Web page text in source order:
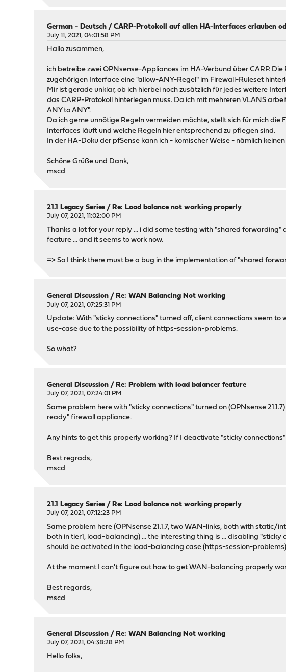
German - Deutsch /CARP-Protokoll auf allen HA-Interfaces erlauben
July 11, 2021, 04:01:58 PM
Hallo zusammen,
ich betreibe zwei OPNsense-Appliances im HA-Verbund über CARP.
zugehörigen Interface eine "allow-ANY-Regel" im Firewall-Ruleset
Mir ist gerade unklar, ob ich hierbei noch zusätzlich für jedes weitere
das CARP-Protokoll hinterlegen muss. Da ich mit mehreren VLANS
ANY to ANY".
Da ich gerne unnötige Regeln vermeiden möchte, stellt sich für mich
Interfaces läuft und welche Regeln hier entsprechend zu pflegen sind.
In der HA-Doku der pfSense kann ich - komischer Weise - nämlich
Schöne Grüße und Dank,
mscd
21.1 Legacy Series /Re: Load balance not working properly
July 07, 2021, 11:02:00 PM
Thanks a lot for your reply ... i did some testing with "shared
feature ... and it seems to work now.
=> So I think there must be a bug in the implementation of "shared
General Discussion /Re: WAN Balancing Not working
July 07, 2021, 07:25:31 PM
Update: With "sticky connections" turned off, client connections seem
use-case due to the possibility of https-session-problems.
So what?
General Discussion /Re: Problem with load balancer feature
July 07, 2021, 07:24:01 PM
Same problem here with "sticky connections" turned on (OPNsense
ready" firewall appliance.
Any hints to get this properly working? If I deactivate "sticky
Best regrads,
mscd
21.1 Legacy Series /Re: Load balance not working properly
July 07, 2021, 07:12:23 PM
Same problem here (OPNsense 21.1.7, two WAN-links, both with
both in tier1, load-balancing) ... the interesting thing is ... disabling
should be activated in the load-balancing case (https-session-
At the moment I can't figure out how to get WAN-balancing properly
Best regards,
mscd
General Discussion /Re: WAN Balancing Not working
July 07, 2021, 04:38:28 PM
Hello folks,